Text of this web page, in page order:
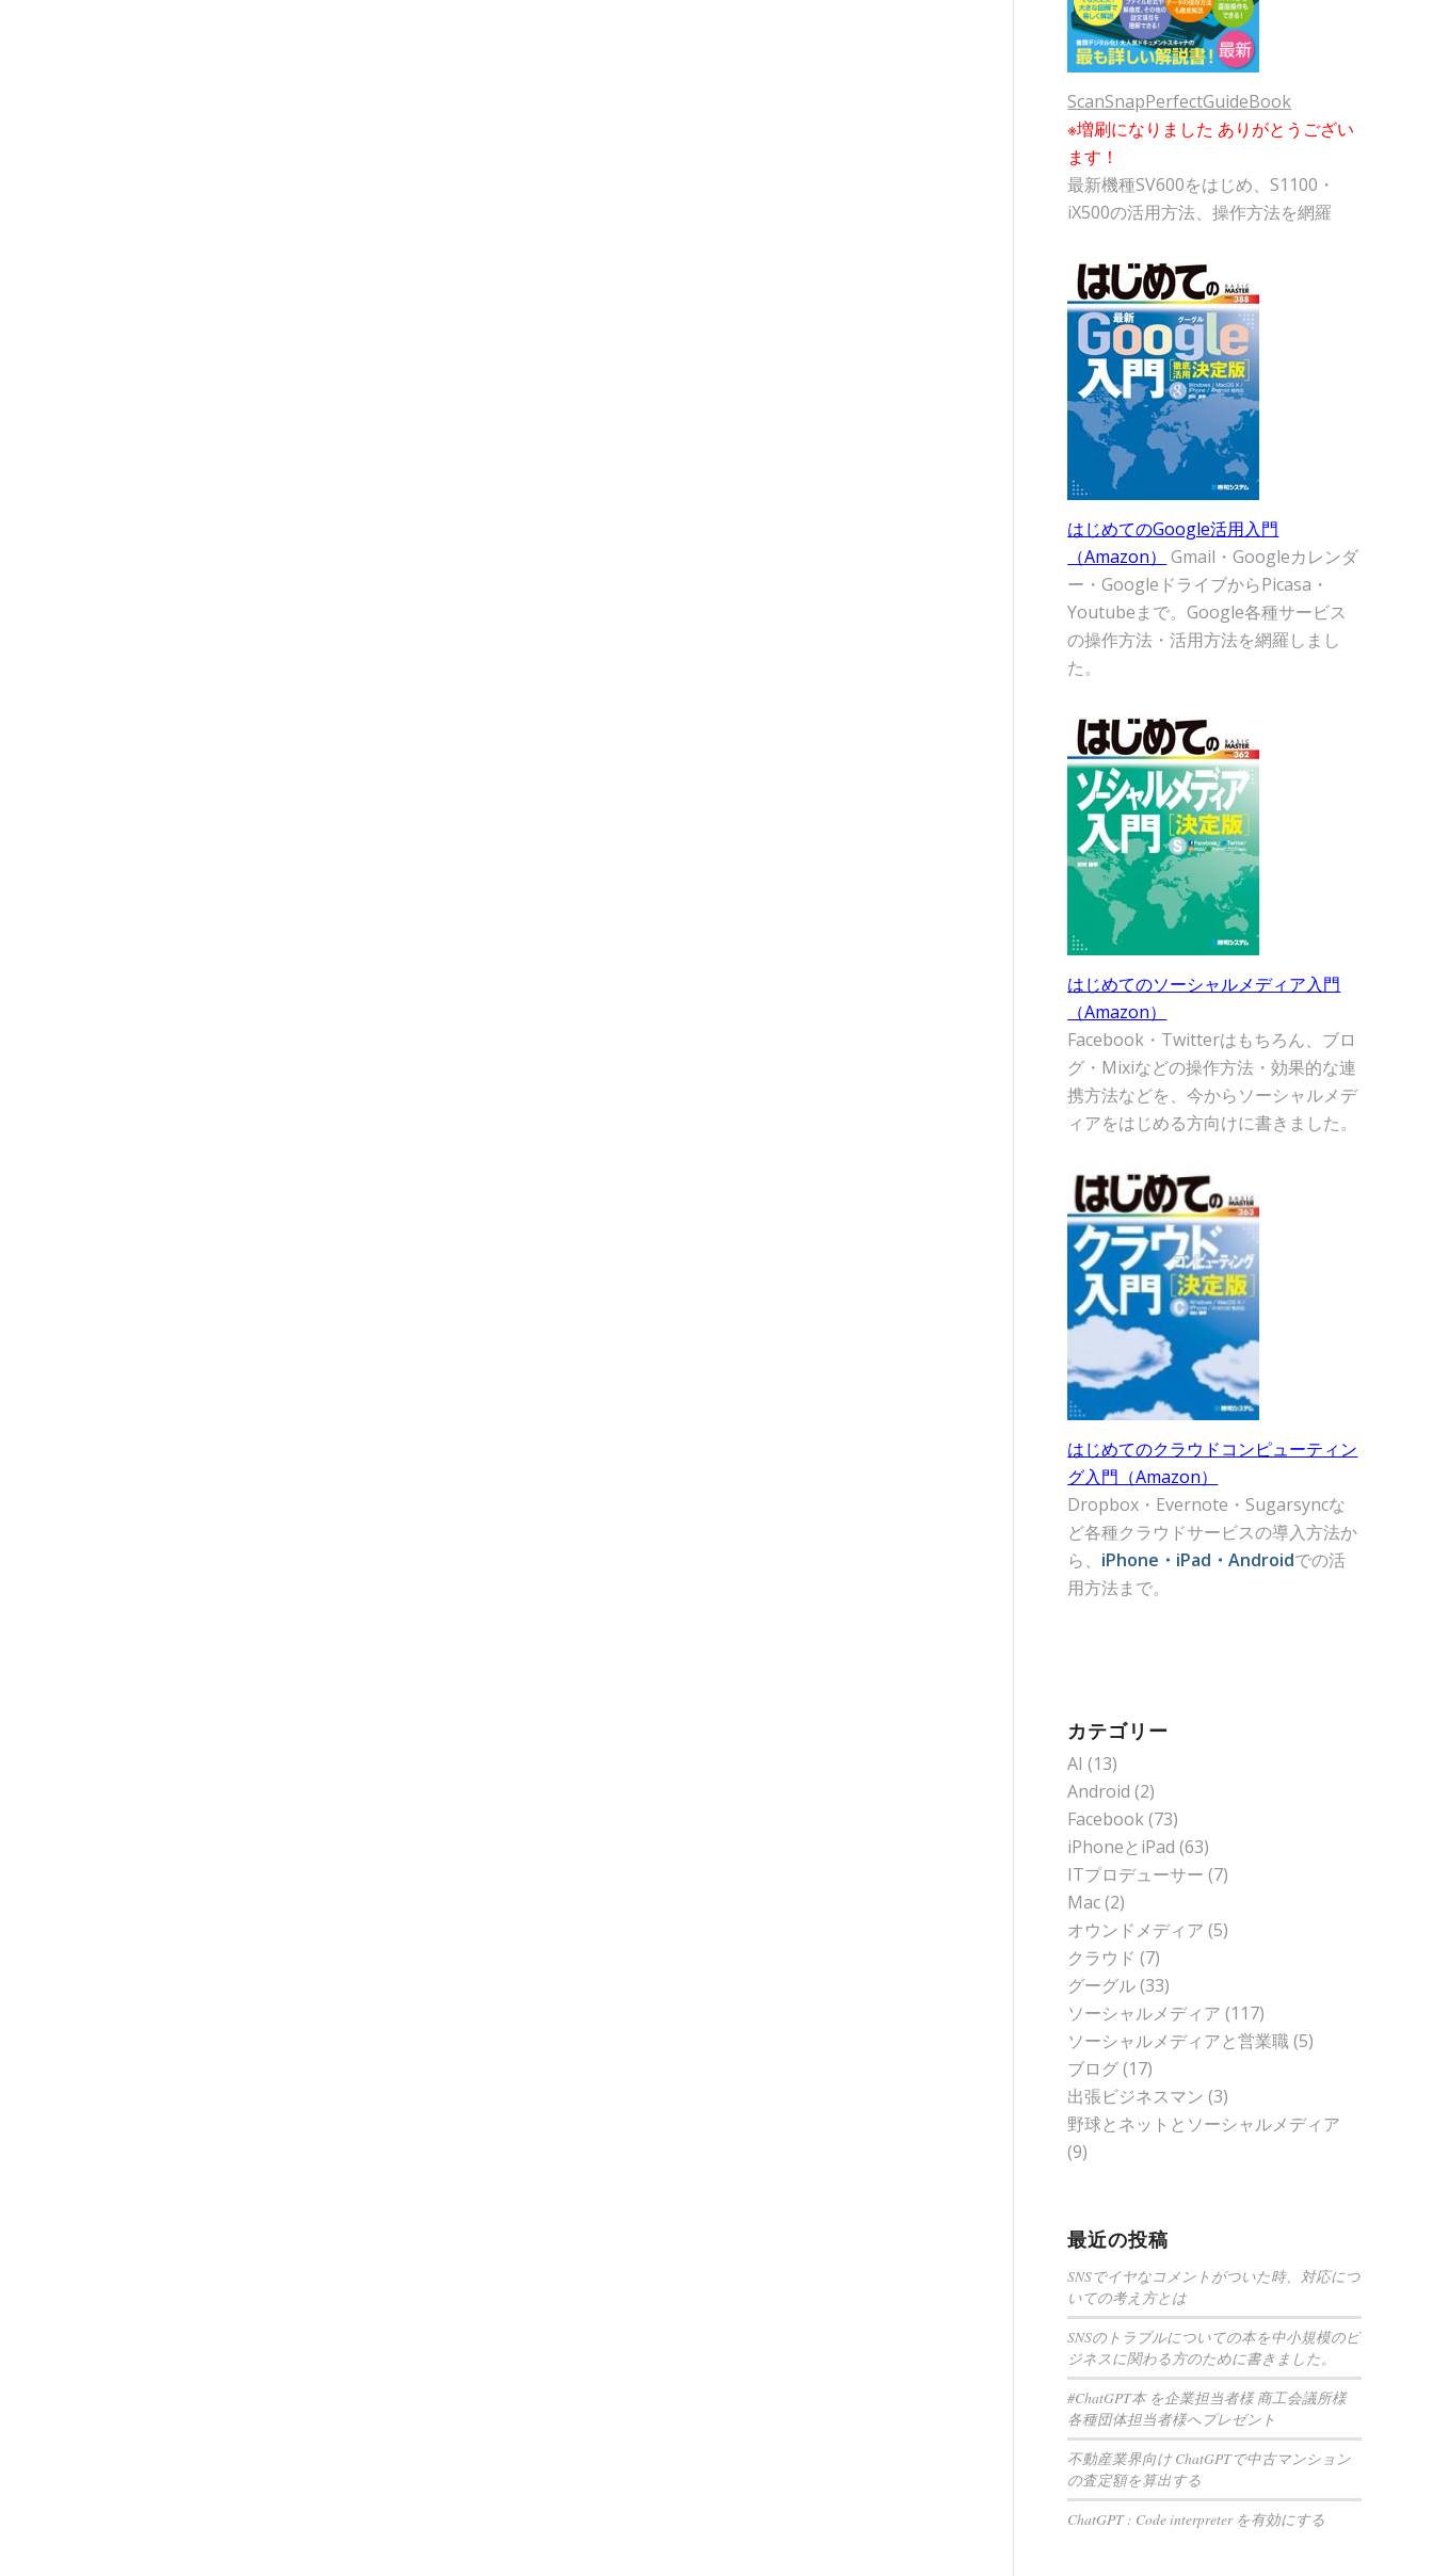
ScanSnapPerfectGuideBook
※増刷になりました ありがとうござい
ます！
最新機種SV600をはじめ、S1100・
iX500の活用方法、操作方法を網羅
はじめてのGoogle活用入門
（Amazon）
Gmail・Googleカレンダ
ー・GoogleドライブからPicasa・
Youtubeまで。Google各種サービス
の操作方法・活用方法を網羅しまし
た。
はじめてのソーシャルメディア入門
（Amazon）
Facebook・Twitterはもちろん、ブロ
グ・Mixiなどの操作方法・効果的な連
携方法などを、今からソーシャルメデ
ィアをはじめる方向けに書きました。
はじめてのクラウドコンピューティン
グ入門（Amazon）
Dropbox・Evernote・Sugarsyncな
ど各種クラウドサービスの導入方法か
ら、 iPhone・iPad・Androidでの活
用方法まで。
カテゴリー
AI (13)
Android (2)
Facebook(73)
iPhoneとiPad (63)
ITプロデューサー (7)
Mac(2)
オウンドメディア (5)
クラウド (7)
グーグル(33)
ソーシャルメディア (117)
ソーシャルメディアと営業職(5)
ブログ(17)
出張ビジネスマン (3)
野球とネットとソーシャルメディア
(9)
最近の投稿
SNSでイヤなコメントがついた時、対応につ
いての考え方とは
SNSのトラブルについての本を中小規模のビ
ジネスに関わる方のために書きました。
#ChatGPT本 を企業担当者様 商工会議所様
各種団体担当者様へプレゼント
不動産業界向け ChatGPTで中古マンション
の査定額を算出する
ChatGPT : Code interpreter を有効にする